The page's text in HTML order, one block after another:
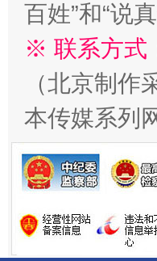
一批国家标准
百姓”和“说
※ 联系方式
（北京制作
本传媒系列